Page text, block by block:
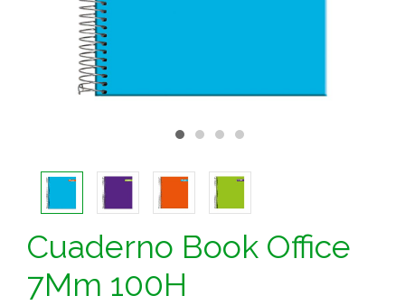
Cuaderno Book Office
7Mm 100H